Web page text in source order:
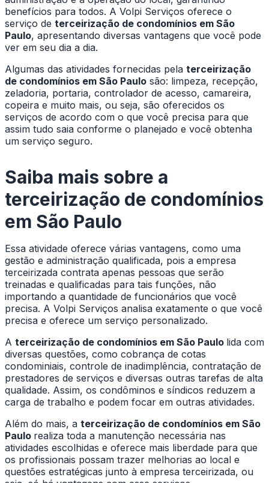
benefícios para todos. A Volpi Serviços oferece o
serviço de terceirização de condomínios em São
Paulo, apresentando diversas vantagens que você pode
ver em seu dia a dia.
Algumas das atividades fornecidas pela terceirização
de condomínios em São Paulo são: limpeza, recepção,
zeladoria, portaria, controlador de acesso, camareira,
copeira e muito mais, ou seja, são oferecidos os
serviços de acordo com o que você precisa para que
assim tudo saia conforme o planejado e você obtenha
um serviço seguro.
Saiba mais sobre a
terceirização de condomínios
em São Paulo
Essa atividade oferece várias vantagens, como uma
gestão e administração qualificada, pois a empresa
terceirizada contrata apenas pessoas que serão
treinadas e qualificadas para tais funções, não
importando a quantidade de funcionários que você
precisa. A Volpi Serviços analisa exatamente o que você
precisa e oferece um serviço personalizado.
A terceirização de condomínios em São Paulo lida com
diversas questões, como cobrança de cotas
condominiais, controle de inadimplência, contratação de
prestadores de serviços e diversas outras tarefas de alta
qualidade. Assim, os condôminos e síndicos reduzem a
carga de trabalho e podem focar em outras atividades.
Além do mais, a terceirização de condomínios em São
Paulo realiza toda a manutenção necessária nas
atividades escolhidas e oferece mais liberdade para que
os profissionais possam trazer melhorias ao local e
questões estratégicas junto à empresa terceirizada, ou